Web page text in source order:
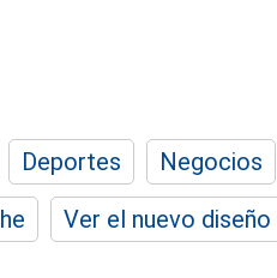
Deportes Negocios
Ver el nuevo diseño